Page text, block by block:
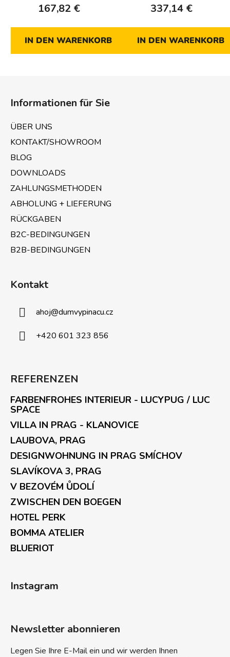
167,82 €
IN DEN WARENKORB
337,14 €
IN DEN WARENKORB
Informationen für Sie
ÜBER UNS
KONTAKT/SHOWROOM
BLOG
DOWNLOADS
ZAHLUNGSMETHODEN
ABHOLUNG + LIEFERUNG
RÜCKGABEN
B2C-BEDINGUNGEN
B2B-BEDINGUNGEN
Kontakt
ahoj@dumvypinacu.cz
+420 601 323 856
REFERENZEN
FARBENFROHES INTERIEUR - LUCYPUG / LUC
SPACE
VILLA IN PRAG - KLANOVICE
LAUBOVA, PRAG
DESIGNWOHNUNG IN PRAG SMÍCHOV
SLAVÍKOVA 3, PRAG
V BEZOVÉM ŮDOLÍ
ZWISCHEN DEN BOEGEN
HOTEL PERK
BOMMA ATELIER
BLUERIOT
Instagram
Newsletter abonnieren
Legen Sie Ihre E-Mail ein und wir werden Ihnen